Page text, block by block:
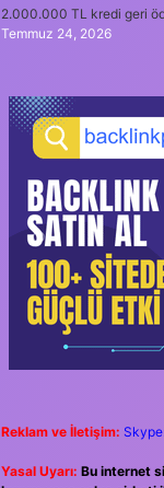
2.000.000 TL kredi geri
Temmuz 24, 2026
Reklam ve İletişim:
Yasal Uyarı: Bu internet